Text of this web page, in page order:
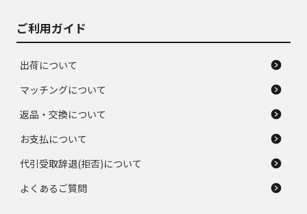
ご利用ガイド
出荷について
マッチングについて
返品・交換について
お支払について
代引受取辞退(拒否)について
よくあるご質問